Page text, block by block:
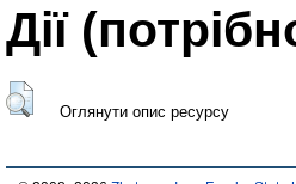
Дії
Оглянути опис ресурсу